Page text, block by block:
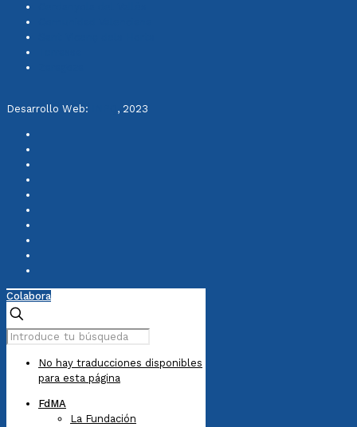
Desarrollo Web: , 2023
Colabora
No hay traducciones disponibles
para esta página
FdMA
La Fundación